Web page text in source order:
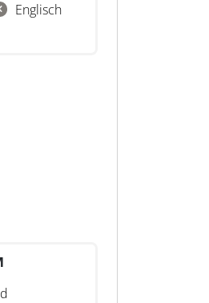
Englisch